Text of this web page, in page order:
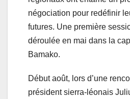
négociation pour redéfinir
futures. Une première
déroulée en mai dans la
Bamako.
Début août, lors d’une
président sierra-léonais